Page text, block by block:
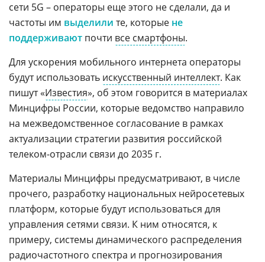
сети 5G – операторы еще этого не сделали, да и
частоты им выделили те, которые не
поддерживают почти все смартфоны.
Для ускорения мобильного интернета операторы
будут использовать искусственный интеллект. Как
пишут «Известия», об этом говорится в материалах
Минцифры России, которые ведомство направило
на межведомственное согласование в рамках
актуализации стратегии развития российской
телеком-отрасли связи до 2035 г.
Материалы Минцифры предусматривают, в числе
прочего, разработку национальных нейросетевых
платформ, которые будут использоваться для
управления сетями связи. К ним относятся, к
примеру, системы динамического распределения
радиочастотного спектра и прогнозирования